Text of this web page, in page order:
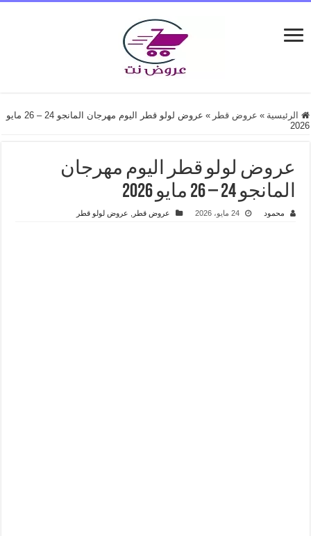
الرئيسية » عروض قطر »
عروض لولو قطر اليوم مهرجان المانجو 24 – 26 مايو
2026
عروض لولو قطر اليوم مهرجان
المانجو 24 – 26 مايو 2026
محمود 24 مايو، 2026 عروض قطر عروض لولو قطر